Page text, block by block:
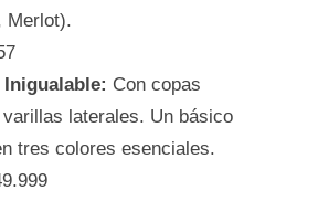
Merlot).
Con copas
laterales. Un básico
tres colores esenciales.